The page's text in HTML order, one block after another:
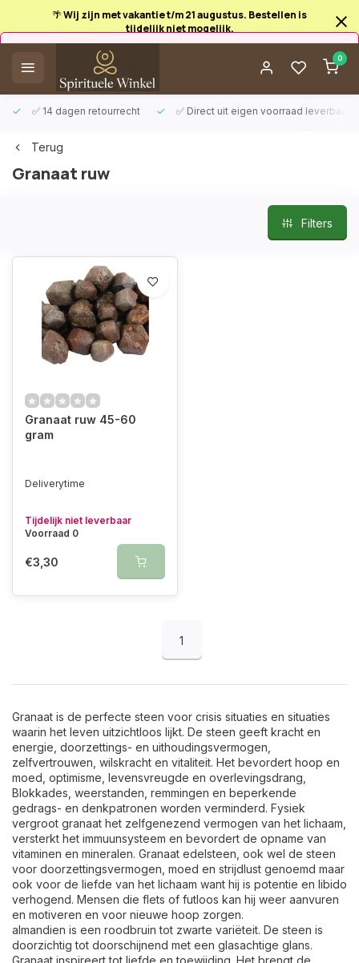
🌴 Wij zijn met vakantie t/m 21 augustus. Bestellen is
tijdelijk niet mogelijk.
0
✅ 14 dagen retourrecht ✅ Direct uit eigen voorraad leverbaar
Afrekenen is uitgeschakeld.
Terug
Granaat ruw
Filters
Granaat ruw 45-60
gram
Deliverytime
Tijdelijk niet leverbaar
Voorraad 0
€3,30
1
Granaat is de perfecte steen voor crisis situaties en situaties
waarin het leven uitzichtloos lijkt. De steen geeft kracht en
energie, doorzettings- en uithoudingsvermogen,
zelfvertrouwen, wilskracht en vitaliteit. Het bevordert hoop en
moed, optimisme, levensvreugde en overlevingsdrang,
Blokkades, weerstanden, remmingen en beperkende
gedrags- en denkpatronen worden verminderd. Fysiek
vergroot granaat het zelfgenezend vermogen van het lichaam,
versterkt het immuunsysteem en bevordert de opname van
vitaminen en mineralen. Granaat edelsteen, ook wel de steen
voor doorzettingsvermogen, moed en strijdlust genoemd maar
ook voor de liefde van het lichaam want hij is potentie en libido
verhogend. Mensen die flets of futloos kan hij weer aanvuren
en motiveren en voor nieuwe hoop zorgen.
almandien is een roodbruin tot zwarte variëteit. De steen is
doorzichtig tot doorschijnend met een glasachtige glans.
Granaat inspireert tot liefde en toewijding. Het brengt de